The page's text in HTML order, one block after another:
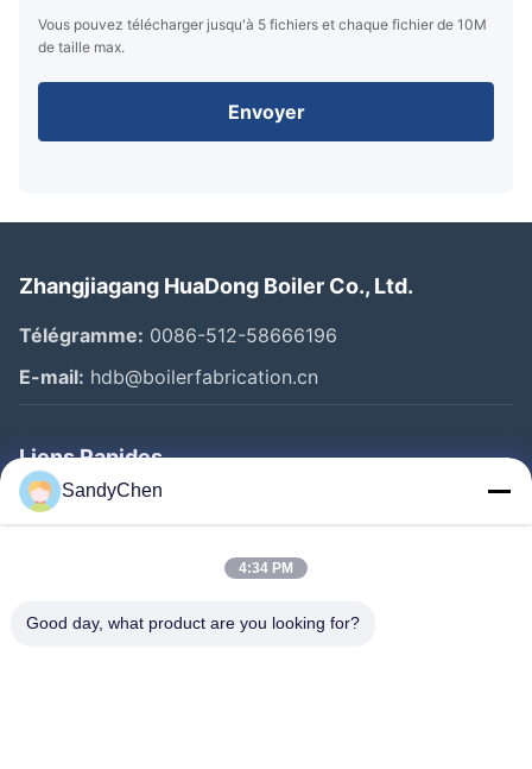
Vous pouvez télécharger jusqu'à 5 fichiers et chaque fichier de 10M
de taille max.
Envoyer
Zhangjiagang HuaDong Boiler Co., Ltd.
Télégramme: 0086-512-58666196
E-mail: hdb@boilerfabrication.cn
Liens Rapides
Maison
Au Sujet De Nous
SandyChen
4:34 PM
Good day, what product are you looking for?